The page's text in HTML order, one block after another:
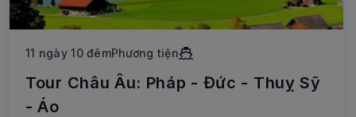
11 ngày 10 đêmPhương tiện
Tour Châu Âu: Pháp - Đức - Thuỵ Sỹ
- Áo